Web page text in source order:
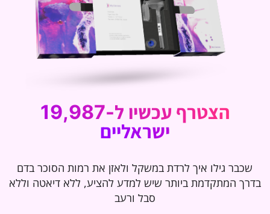
הצטרף עכשיו
ל-19,987
ישראליים
שכבר גילו איך לרדת במשקל ולאזן את רמות הסוכר בדם
בדרך המתקדמת ביותר שיש למדע להציע, ללא דיאטה וללא
סבל ורעב